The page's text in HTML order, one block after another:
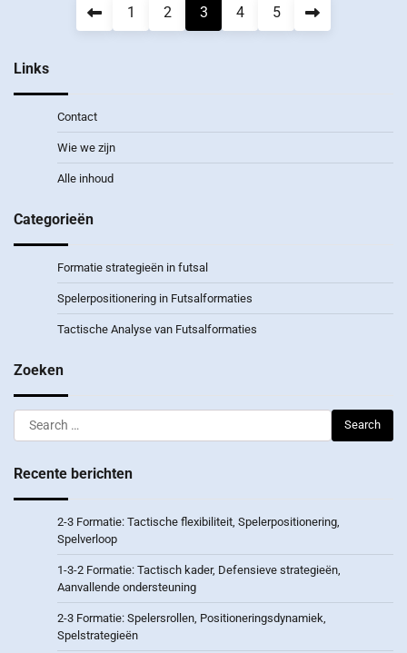
1 2 3 4 5
Links
Contact
Wie we zijn
Alle inhoud
Categorieën
Formatie strategieën in futsal
Spelerpositionering in Futsalformaties
Tactische Analyse van Futsalformaties
Zoeken
Search
for:
Recente berichten
2-3 Formatie: Tactische flexibiliteit, Spelerpositionering,
Spelverloop
1-3-2 Formatie: Tactisch kader, Defensieve strategieën,
Aanvallende ondersteuning
2-3 Formatie: Spelersrollen, Positioneringsdynamiek,
Spelstrategieën